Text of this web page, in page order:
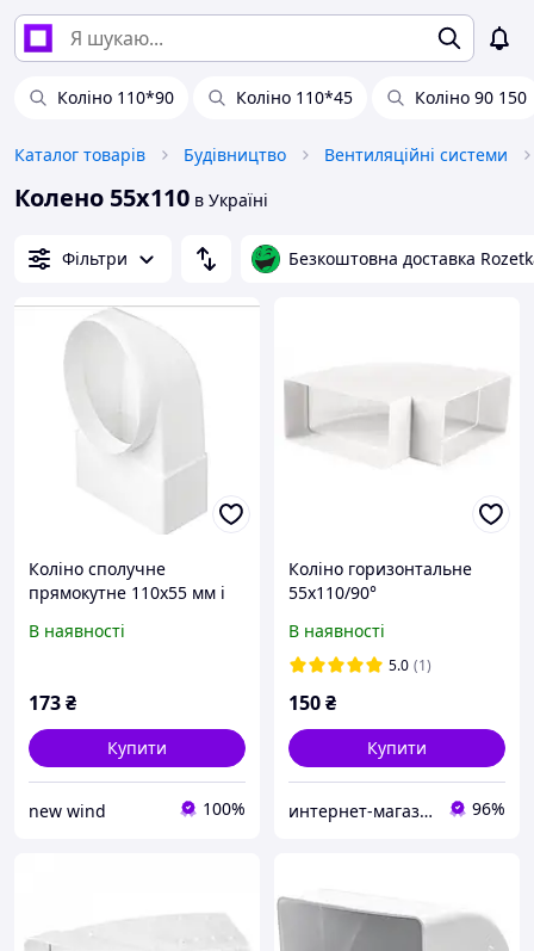
Коліно 110*90 Коліно 110*45 Коліно 90 150
Каталог товарів Будівництво Вентиляційні системи
Колено 55х110 в Україні
Фільтри Безкоштовна доставка
Коліно сполучне
прямокутне 110х55 мм і
(02-403)
В наявності
173₴
Купити
new wind 100%
Коліно горизонтальне
55х110/90°
В наявності
5.0 (1)
150₴
Купити
интернет-магазин "Электроника и Кухонная техника" 96%